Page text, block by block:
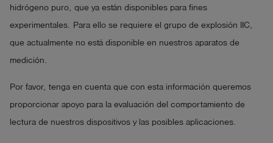
hidrógeno puro, que ya están disponibles para fines
experimentales. Para ello se requiere el grupo de explosión IIC,
que actualmente no está disponible en nuestros aparatos de
medición.
Por favor, tenga en cuenta que con esta información queremos
proporcionar apoyo para la evaluación del comportamiento de
lectura de nuestros dispositivos y las posibles aplicaciones.